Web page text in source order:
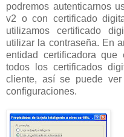
podremos autenticarnos
v2 o con certificado
utilizamos certificado
utilizar la contraseña. En
entidad certificadora que
todos los certificados
cliente, así se puede
configuraciones.